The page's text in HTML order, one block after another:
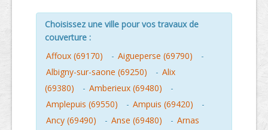
Choisissez une ville pour vos travaux de
couverture :
Affoux (69170)
- Aigueperse (69790)
-
Albigny-sur-saone (69250)
- Alix
(69380)
- Amberieux (69480)
-
Amplepuis (69550)
- Ampuis (69420)
-
Ancy (69490)
- Anse (69480) - Arnas